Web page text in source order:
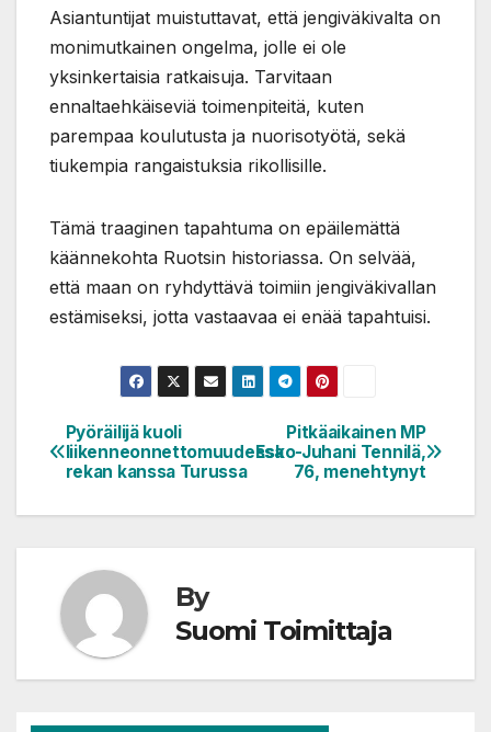
Asiantuntijat muistuttavat, että jengiväkivalta on
monimutkainen ongelma, jolle ei ole
yksinkertaisia ratkaisuja. Tarvitaan
ennaltaehkäiseviä toimenpiteitä, kuten
parempaa koulutusta ja nuorisotyötä, sekä
tiukempia rangaistuksia rikollisille.
Tämä traaginen tapahtuma on epäilemättä
käännekohta Ruotsin historiassa. On selvää,
että maan on ryhdyttävä toimiin jengiväkivallan
estämiseksi, jotta vastaavaa ei enää tapahtuisi.
Artikkelien
selaus
Pitkäaikainen MP
Esko-Juhani Tennilä,
76, menehtynyt
Pyöräilijä kuoli
liikenneonnettomuudessa
rekan kanssa Turussa
By
Suomi Toimittaja